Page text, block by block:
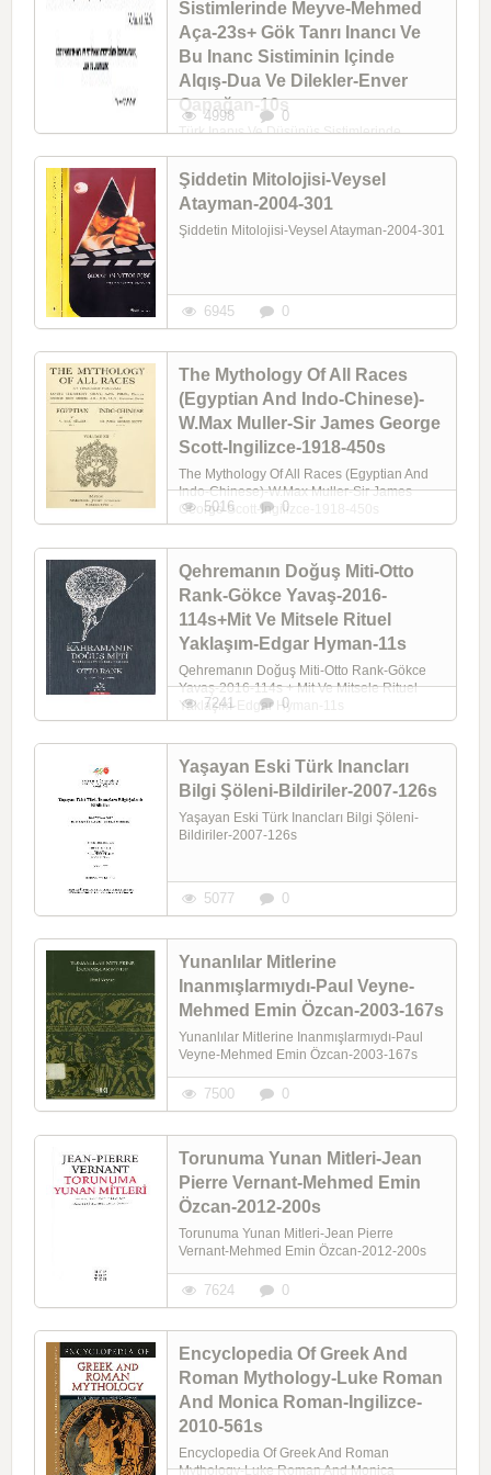
Dünya Tarixcesi Keşif Seferleri-Mitolojik
Geçmişe Yolçuluqlar-Zecharia Sitchin-
Yasemen Tokatlı-2004-338s + Türk Xalq
Inanclarında Qara-Yaşar Kalafat-6s +
Yaşayan Eski Türk Inanclari Itibariyle ...
Sistimlerinde Meyve-Mehmed
Aça-23s+ Gök Tanrı Inancı Ve
Bu Inanc Sistiminin Içinde
Alqış-Dua Ve Dilekler-Enver
Qapağan-10s
Türk Inanış Ve Düşünüş Sistimlerinde
Dilekler-Enver Qapağan-10s
4998 0
Şiddetin Mitolojisi-Veysel
Atayman-2004-301
Şiddetin Mitolojisi-Veysel Atayman-2004-301
6945 0
The Mythology Of All Races
(Egyptian And Indo-Chinese)-
W.Max Muller-Sir James George
Scott-Ingilizce-1918-450s
The Mythology Of All Races (Egyptian And
Indo-Chinese)-W.Max Muller-Sir James
George Scott-Ingilizce-1918-450s
5016 0
Qehremanın Doğuş Miti-Otto
Rank-Gökce Yavaş-2016-
114s+Mit Ve Mitsele Rituel
Yaklaşım-Edgar Hyman-11s
Qehremanın Doğuş Miti-Otto Rank-Gökce
Yavaş-2016-114s + Mit Ve Mitsele Rituel
Yaklaşım-Edgar Hyman-11s
7241 0
Yaşayan Eski Türk Inancları
Bilgi Şöleni-Bildiriler-2007-126s
Yaşayan Eski Türk Inancları Bilgi Şöleni-
Bildiriler-2007-126s
5077 0
Yunanlılar Mitlerine
Inanmışlarmıydı-Paul Veyne-
Mehmed Emin Özcan-2003-167s
Yunanlılar Mitlerine Inanmışlarmıydı-Paul
Veyne-Mehmed Emin Özcan-2003-167s
7500 0
Torunuma Yunan Mitleri-Jean
Pierre Vernant-Mehmed Emin
Özcan-2012-200s
Torunuma Yunan Mitleri-Jean Pierre
Vernant-Mehmed Emin Özcan-2012-200s
7624 0
Encyclopedia Of Greek And
Roman Mythology-Luke Roman
And Monica Roman-Ingilizce-
2010-561s
Encyclopedia Of Greek And Roman
Mythology-Luke Roman And Monica